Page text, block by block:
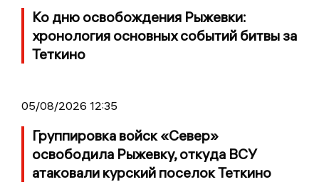
Ко дню освобождения Рыжевки:
хронология основных событий битвы за
Теткино
05/08/2026 12:35
Группировка войск «Север»
освободила Рыжевку, откуда ВСУ
атаковали курский поселок Теткино